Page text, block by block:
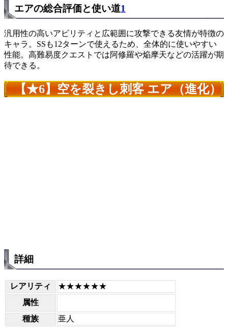
エアの総合評価と使い道1
汎用性の高いアビリティと広範囲に攻撃できる友情が特徴の
キャラ。SSも12ターンで使えるため、全体的に使いやすい
性能。高難易度クエストでは阿修羅や焔摩天などの活躍が期
待できる。
【★6】空を裂きし刺客 エア（進化）
詳細
レアリティ
★★★★★★
属性
種族
亜人